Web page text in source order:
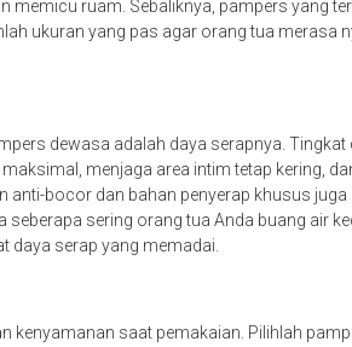
memicu ruam. Sebaliknya, pampers yang
ukuran yang pas agar orang tua merasa
dewasa adalah daya serapnya. Tingkat
menjaga area intim tetap kering,
anti-bocor dan bahan penyerap khusus
sering orang tua Anda buang air
daya serap yang memadai.
kenyamanan saat pemakaian. Pilihlah